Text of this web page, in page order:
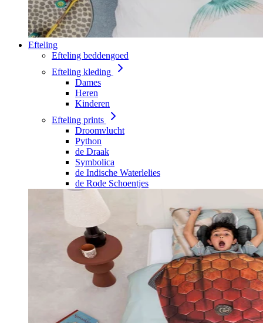
Efteling
Efteling beddengoed
Efteling kleding
Dames
Heren
Kinderen
Efteling prints
Droomvlucht
Python
de Draak
Symbolica
de Indische Waterlelies
de Rode Schoentjes